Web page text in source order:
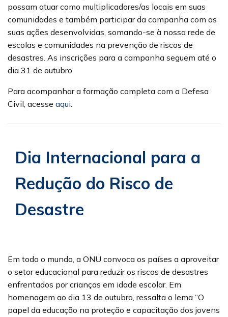
possam atuar como multiplicadores/as locais em suas
comunidades e também participar da campanha com as
suas ações desenvolvidas, somando-se à nossa rede de
escolas e comunidades na prevenção de riscos de
desastres. As inscrições para a campanha seguem até o
dia 31 de outubro.
Para acompanhar a formação completa com a Defesa
Civil, acesse aqui
Dia Internacional para a
Redução do Risco de
Desastre
Em todo o mundo, a ONU convoca os países a aproveitar
o setor educacional para reduzir os riscos de desastres
enfrentados por crianças em idade escolar. Em
homenagem ao dia 13 de outubro, ressalta o lema “O
papel da educação na proteção e capacitação dos jovens